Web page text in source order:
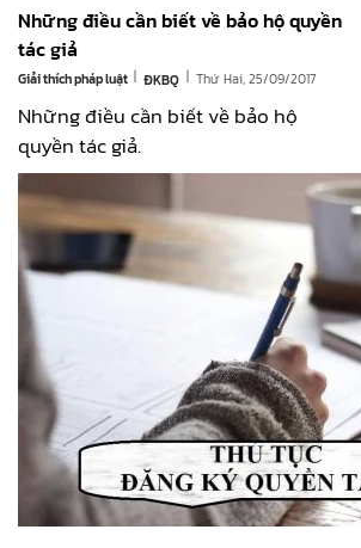
Những điều cần biết về bảo hộ quyền
tác giả
Giải thích pháp luật | ĐKBQ | Thứ Hai, 25/09/2017
Những điều cần biết về bảo hộ
quyền tác giả.